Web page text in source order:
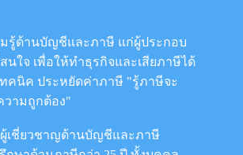
มรู้ด้านบัญชีและภาษี แก่ผู้ประกอบ
ใจ เพื่อให้ทำธุรกิจและเสียภาษีได้
ทคนิค ประหยัดค่าภาษี "รู้ภาษีจะ
วามถูกต้อง"
ผู้เชี่ยวชาญด้านบัญชีและภาษี